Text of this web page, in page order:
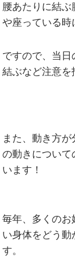
腰あたりに結
や座っている時
ですので、当
結ぶなど注意を
また、動き方が
の動きについて
います！
毎年、多くのお
い身体をどう動
す。